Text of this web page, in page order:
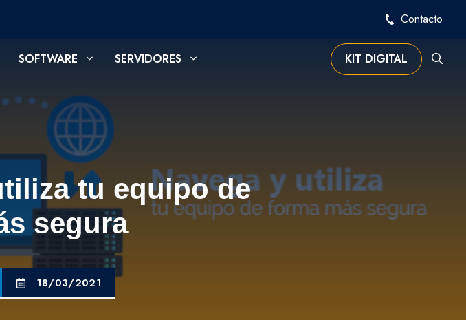
Contacto
SOFTWARE SERVIDORES KIT DIGITAL
tu equipo de
segura
18/03/2021